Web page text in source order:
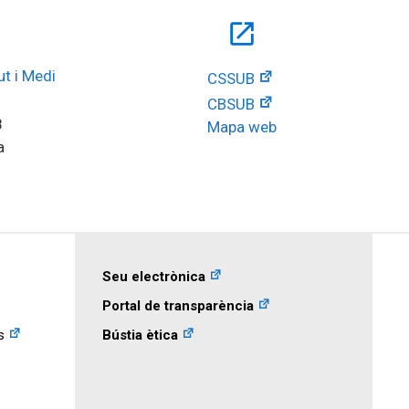
i Medi
open_in_new
CSSUB
CBSUB
Mapa web
Seu electrònica
Portal de transparència
Bústia ètica